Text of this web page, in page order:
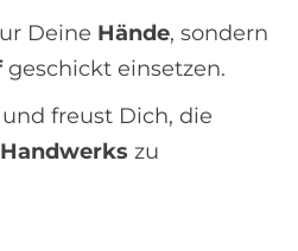
Deine Hände, sondern
geschickt einsetzen.
und freust Dich, die
zu